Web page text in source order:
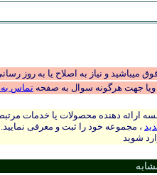
و نیاز به اصلاح یا به روز
ویا جهت هرگونه سوال به صفحه تماس به
ارائه دهنده محصولات یا خدمات
، مجموعه خود را ثبت و معرفی نمایید.
شوید